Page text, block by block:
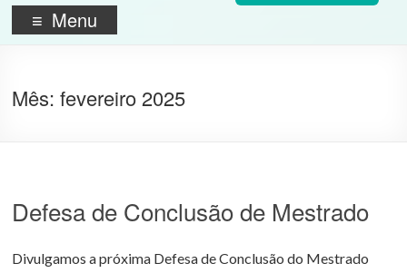
Menu
Mês:fevereiro 2025
Defesa de Conclusão de Mestrado
Divulgamos a próxima Defesa de Conclusão do Mestrado